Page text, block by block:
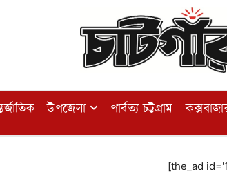
উপজেলা পার্বত্য চট্টগ্রাম
[the_ad